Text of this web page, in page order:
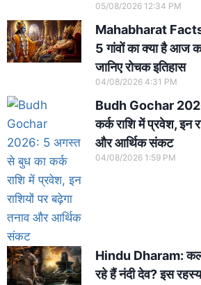
05/08/2026 12:34 PM
Mahabharat Facts:
5 गांवों का क्या है आज
जानिए रोचक इतिहास
04/08/2026 4:31 PM
Budh Gochar
कर्क राशि में प्रवेश, इन
और आर्थिक संकट
04/08/2026 1:59 PM
Hindu Dharam:
रहे हैं नंदी देव? इस